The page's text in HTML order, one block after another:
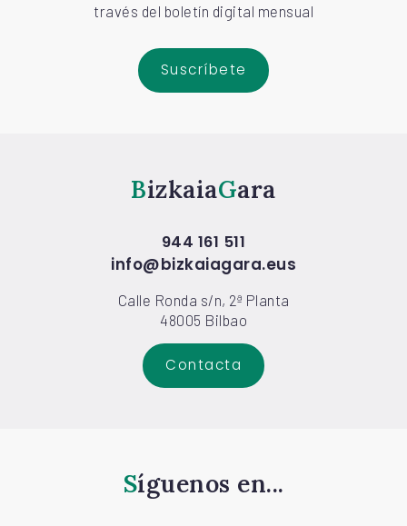
través del boletín digital mensual
Suscríbete
Bizkaia Gara
944 161 511
info@bizkaiagara.eus
Calle Ronda s/n, 2ª Planta
48005 Bilbao
Contacta
Síguenos en...